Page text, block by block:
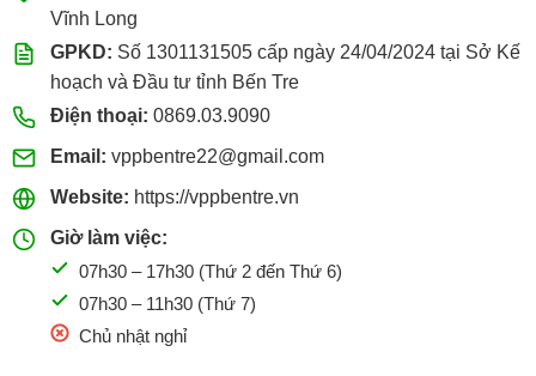
Vĩnh Long
GPKD: Số 1301131505 cấp ngày 24/04/2024 tại Sở Kế
hoạch và Đầu tư tỉnh Bến Tre
Điện thoại: 0869.03.9090
Email: vppbentre22@gmail.com
Website: https://vppbentre.vn
Giờ làm việc:
07h30 – 17h30 (Thứ 2 đến Thứ 6)
07h30 – 11h30 (Thứ 7)
Chủ nhật nghỉ